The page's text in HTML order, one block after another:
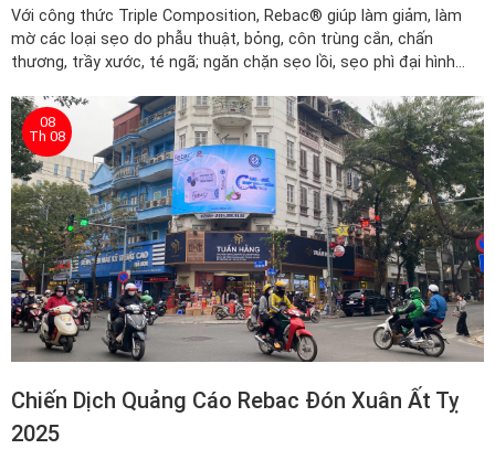
Với công thức Triple Composition, Rebac® giúp làm giảm, làm
mờ các loại sẹo do phẫu thuật, bỏng, côn trùng cắn, chấn
thương, trầy xước, té ngã; ngăn chặn sẹo lồi, sẹo phì đại hình
08
Th 08
Chiến Dịch Quảng Cáo Rebac Đón Xuân Ất Tỵ
2025